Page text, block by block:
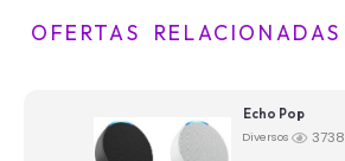
OFERTAS RELACIONADAS
Echo Pop
Diversos 3738